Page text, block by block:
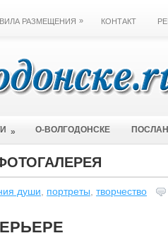
РАЗМЕЩЕНИЯ » КОНТАКТ
» О-ВОЛГОДОНСКЕ
души, портреты, творчество